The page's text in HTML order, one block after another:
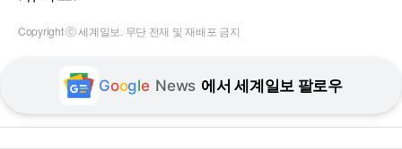
Copyright ⓒ 세계일보. 무단 전재 및 재배포 금지
Google News 에서 세계일보 팔로우